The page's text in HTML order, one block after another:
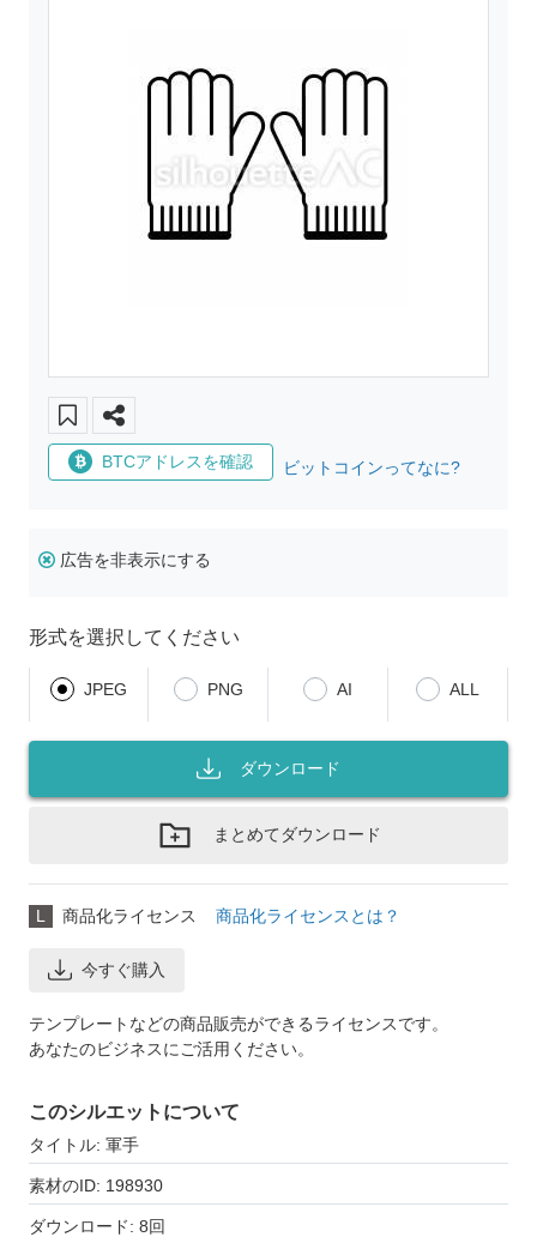
BTCアドレスを確認 ビットコインってなに?
広告を非表示にする
形式を選択してください
JPEG PNG AI ALL
ダウンロード
まとめてダウンロード
L 商品化ライセンス 商品化ライセンスとは？
今すぐ購入
テンプレートなどの商品販売ができるライセンスです。
あなたのビジネスにご活用ください。
このシルエットについて
タイトル: 軍手
素材のID: 198930
ダウンロード: 8回